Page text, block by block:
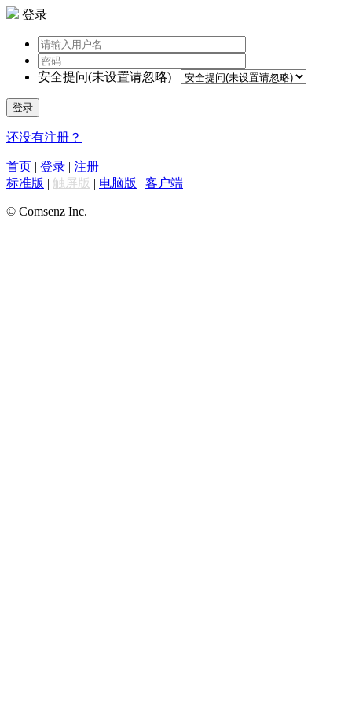
登录
安全提问(未设置请忽略)
登录
还没有注册？
首页 | 登录 | 注册
标准版 | 触屏版 | 电脑版 | 客户端
© Comsenz Inc.